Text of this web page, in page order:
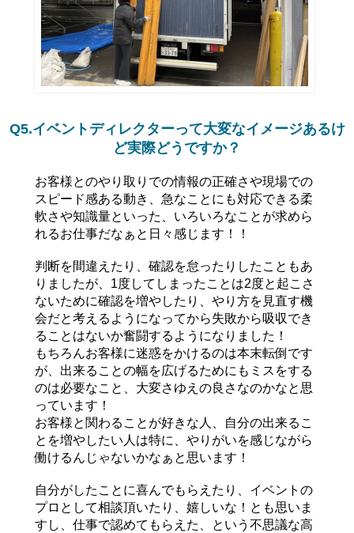
Q5.イベントディレクターって大変なイメージあるけ
ど実際どうですか？
お客様とのやり取りでの情報の正確さや現場での
スピード感ある動き、急なことにも対応できる柔
軟さや知識量といった、いろいろなことが求めら
れるお仕事だなぁと日々感じます！！
判断を間違えたり、確認を怠ったりしたこともあ
りましたが、1度してしまったことは2度と起こさ
ないために確認を増やしたり、やり方を見直す機
会だと考えるようになってから失敗から吸収でき
ることはないか奮闘するようになりました！
もちろんお客様に迷惑をかけるのは本末転倒です
が、出来ることの幅を広げるためにもミスをする
のは必要なこと、大変さゆえの良さなのかなと思
っています！
お客様と関わることが好きな人、自分の出来るこ
とを増やしたい人は特に、やりがいを感じながら
働けるんじゃないかなぁと思います！
自分がしたことに喜んでもらえたり、イベントの
プロとして相談頂いたり、嬉しいな！とも思いま
すし、仕事で認めてもらえた、という不思議な高